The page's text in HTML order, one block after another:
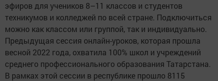
эфиров для учеников 8–11 классов и студентов
техникумов и колледжей по всей стране. Подключиться
можно как классом или группой, так и индивидуально.
Предыдущая сессия онлайн-уроков, которая прошла
весной 2022 года, охватила 100% школ и учреждений
среднего профессионального образования Татарстана.
В рамках этой сессии в республике прошло 8115